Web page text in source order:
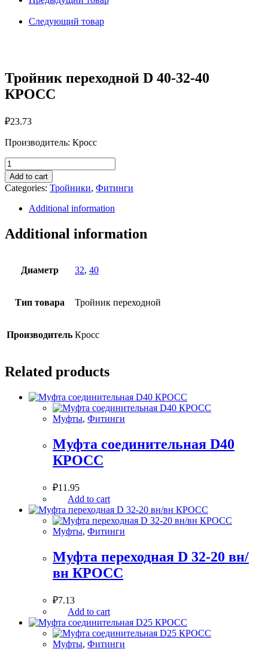
КРОСС
Следующий товар
Тройник переходной D 40-32-40
КРОСС
₽23.73
Производитель: Кросс
Тройник
переходной
D
40-
КРОСС
quantity
Add to cart
Categories: Тройники, Фитинги
Additional information
Additional information
Диаметр 32, 40
Тип товара Тройник переходной
Производитель Кросс
Related products
Муфты, Фитинги
Муфта соединительная D40
КРОСС
₽11.95
Add to cart
Муфты, Фитинги
Муфта переходная D 32-20 вн/
вн КРОСС
₽7.13
Add to cart
Муфты, Фитинги